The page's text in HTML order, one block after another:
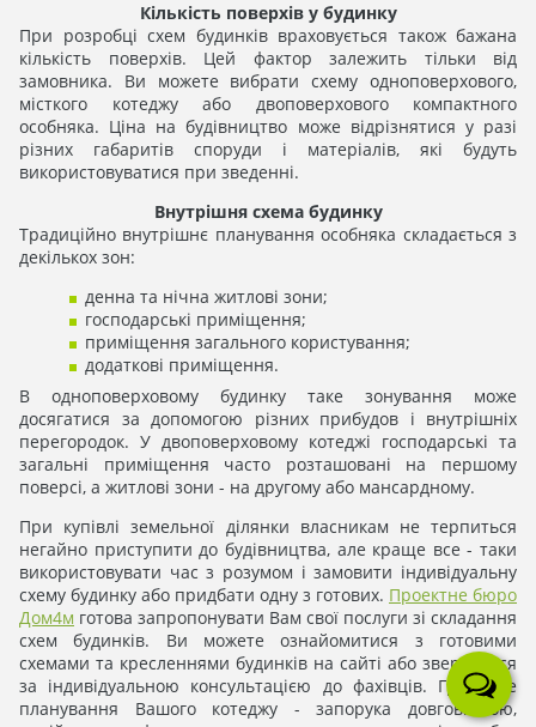
Кількість поверхів у будинку
При розробці схем будинків враховується також бажана
кількість поверхів. Цей фактор залежить тільки від
замовника. Ви можете вибрати схему одноповерхового,
місткого котеджу або двоповерхового компактного
особняка. Ціна на будівництво може відрізнятися у разі
різних габаритів споруди і матеріалів, які будуть
використовуватися при зведенні.
Внутрішня схема будинку
Традиційно внутрішнє планування особняка складається з
декількох зон:
денна та нічна житлові зони;
господарські приміщення;
приміщення загального користування;
додаткові приміщення.
В одноповерховому будинку таке зонування може
досягатися за допомогою різних прибудов і внутрішніх
перегородок. У двоповерховому котеджі господарські та
загальні приміщення часто розташовані на першому
поверсі, а житлові зони - на другому або мансардному.
При купівлі земельної ділянки власникам не терпиться
негайно приступити до будівництва, але краще все - таки
використовувати час з розумом і замовити індивідуальну
схему будинку або придбати одну з готових. Проектне бюро
Дом4м готова запропонувати Вам свої послуги зі складання
схем будинків. Ви можете ознайомитися з готовими
схемами та кресленнями будинків на сайті або звернутися
за індивідуальною консультацією до фахівців. Грамотне
планування Вашого котеджу - запорука довговічною,